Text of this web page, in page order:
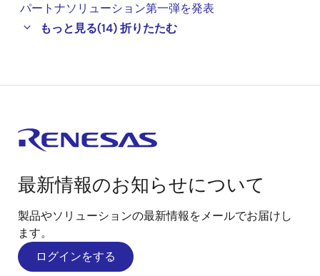
パートナソリューション第一弾を発表
もっと見る(14)折りたたむ
最新情報のお知らせについて
製品やソリューションの最新情報をメールでお届けし
ます。
ログインをする